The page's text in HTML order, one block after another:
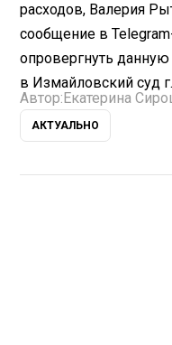
расходов, Валерия
сообщение в
опровергнуть
в Измайловский суд
Автор: Екатерина
АКТУАЛЬНО